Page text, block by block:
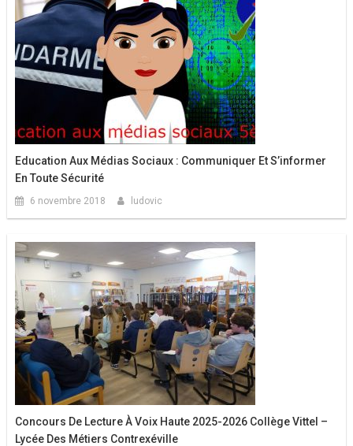
Education Aux Médias Sociaux : Communiquer Et S’informer
En Toute Sécurité
6 novembre 2018 ludovic
Concours De Lecture À Voix Haute 2025-2026 Collège Vittel –
Lycée Des Métiers Contrexéville